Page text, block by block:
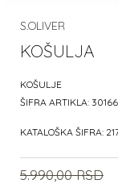
S.OLIVER
KOŠULJA
KOŠULJE
ŠIFRA ARTIKLA:
KATALOŠKA ŠIFRA:
5.990,00 RSD